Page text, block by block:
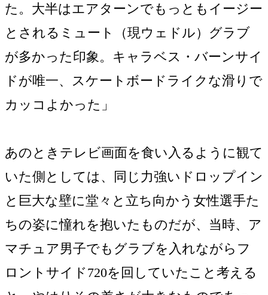
た。大半はエアターンでもっともイージー
とされるミュート（現ウェドル）グラブ
が多かった印象。キャラベス・バーンサイ
ドが唯一、スケートボードライクな滑りで
カッコよかった」
あのときテレビ画面を食い入るように観て
いた側としては、同じ力強いドロップイン
と巨大な壁に堂々と立ち向かう女性選手た
ちの姿に憧れを抱いたものだが、当時、ア
マチュア男子でもグラブを入れながらフ
ロントサイド720を回していたこと考える